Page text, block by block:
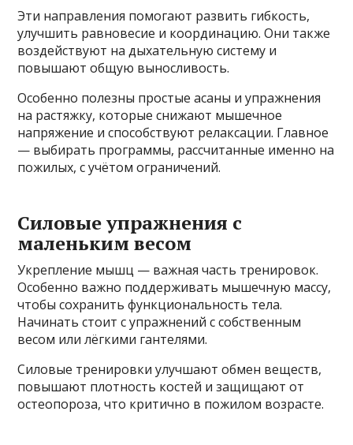
Эти направления помогают развить гибкость,
улучшить равновесие и координацию. Они также
воздействуют на дыхательную систему и
повышают общую выносливость.
Особенно полезны простые асаны и упражнения
на растяжку, которые снижают мышечное
напряжение и способствуют релаксации. Главное
— выбирать программы, рассчитанные именно на
пожилых, с учётом ограничений.
Силовые упражнения с
маленьким весом
Укрепление мышц — важная часть тренировок.
Особенно важно поддерживать мышечную массу,
чтобы сохранить функциональность тела.
Начинать стоит с упражнений с собственным
весом или лёгкими гантелями.
Силовые тренировки улучшают обмен веществ,
повышают плотность костей и защищают от
остеопороза, что критично в пожилом возрасте.